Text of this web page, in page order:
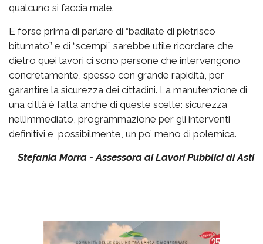
qualcuno si faccia male.
E forse prima di parlare di “badilate di pietrisco
bitumato” e di “scempi” sarebbe utile ricordare che
dietro quei lavori ci sono persone che intervengono
concretamente, spesso con grande rapidità, per
garantire la sicurezza dei cittadini. La manutenzione di
una città è fatta anche di queste scelte: sicurezza
nell’immediato, programmazione per gli interventi
definitivi e, possibilmente, un po’ meno di polemica.
Stefania Morra - Assessora ai Lavori Pubblici di Asti